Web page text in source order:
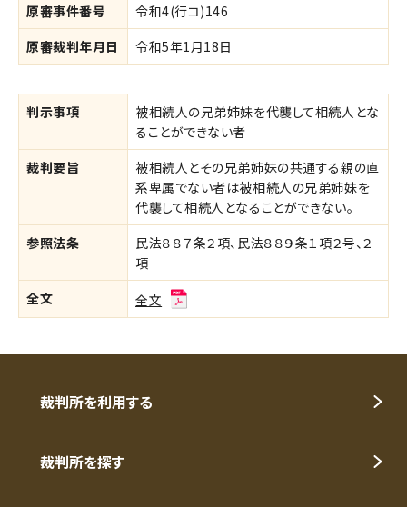
原審事件番号
令和4(行コ)146
原審裁判年月日
令和5年1月18日
判示事項
被相続人の兄弟姉妹を代襲して相続人とな
ることができない者
裁判要旨
被相続人とその兄弟姉妹の共通する親の直
系卑属でない者は被相続人の兄弟姉妹を
代襲して相続人となることができない。
参照法条
民法８８７条２項、民法８８９条１項２号、２
項
全文
全文
裁判所を利用する
裁判所を探す